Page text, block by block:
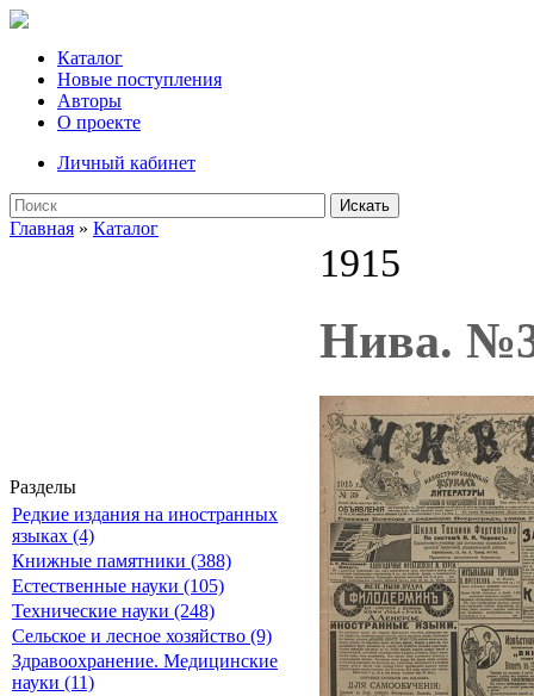
Каталог
Новые поступления
Авторы
О проекте
Личный кабинет
Искать
Главная » Каталог
Разделы
Редкие издания на иностранных
языках (4)
Книжные памятники (388)
Естественные науки (105)
Технические науки (248)
Сельское и лесное хозяйство (9)
Здравоохранение. Медицинские
науки (11)
1915
Нива.